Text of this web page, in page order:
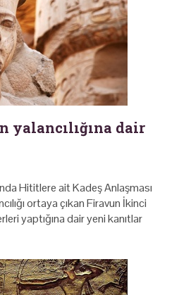
yalancılığına dair
Hititlere ait Kadeş Anlaşması
ortaya çıkan Firavun İkinci
yaptığına dair yeni kanıtlar